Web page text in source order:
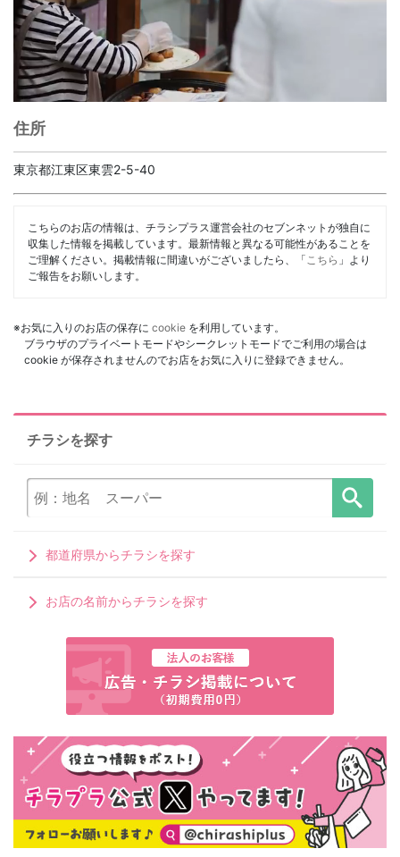
住所
東京都江東区東雲2-5-40
こちらのお店の情報は、チラシプラス運営会社のセブンネットが独自に
収集した情報を掲載しています。最新情報と異なる可能性があることを
ご理解ください。掲載情報に間違いがございましたら、「 こちら 」より
ご報告をお願いします。
※お気に入りのお店の保存に cookie を利用しています。
ブラウザのプライベートモードやシークレットモードでご利用の場合は
cookie が保存されませんのでお店をお気に入りに登録できません。
チラシを探す
都道府県からチラシを探す
お店の名前からチラシを探す